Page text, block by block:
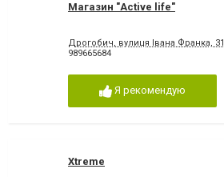
Магазин "Active life"
Дрогобич, вулиця Івана Франка, 31
989665684
Я рекомендую
Xtreme